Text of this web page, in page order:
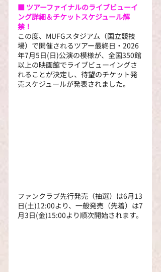
■ ツアーファイナルのライブビューイ
ング詳細＆チケットスケジュール解
禁！
この度、MUFGスタジアム（国立競技
場）で開催されるツアー最終日・2026
年7月5日(日)公演の模様が、全国350館
以上の映画館でライブビューイングさ
れることが決定し、待望のチケット発
売スケジュールが発表されました。
ファンクラブ先行発売（抽選）は6月13
日(土)12:00より、一般発売（先着）は7
月3日(金)15:00より順次開始されます。